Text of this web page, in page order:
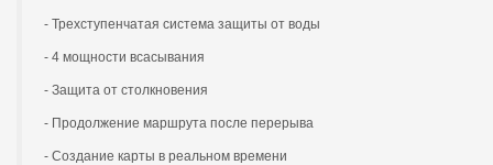
- Трехступенчатая система защиты от воды
- 4 мощности всасывания
- Защита от столкновения
- Продолжение маршрута после перерыва
- Создание карты в реальном времени